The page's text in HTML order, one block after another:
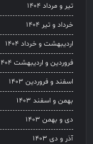
تیر و مرداد ۱۴۰۴
خرداد و تیر ۱۴۰۴
اردیبهشت و خرداد ۱۴۰۴
فروردین و اردیبهشت ۱۴۰۴
اسفند و فروردین ۱۴۰۳
بهمن و اسفند ۱۴۰۳
دی و بهمن ۱۴۰۳
آذر و دی ۱۴۰۳